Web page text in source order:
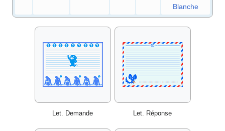
Blanche
Let. Demande Let. Réponse